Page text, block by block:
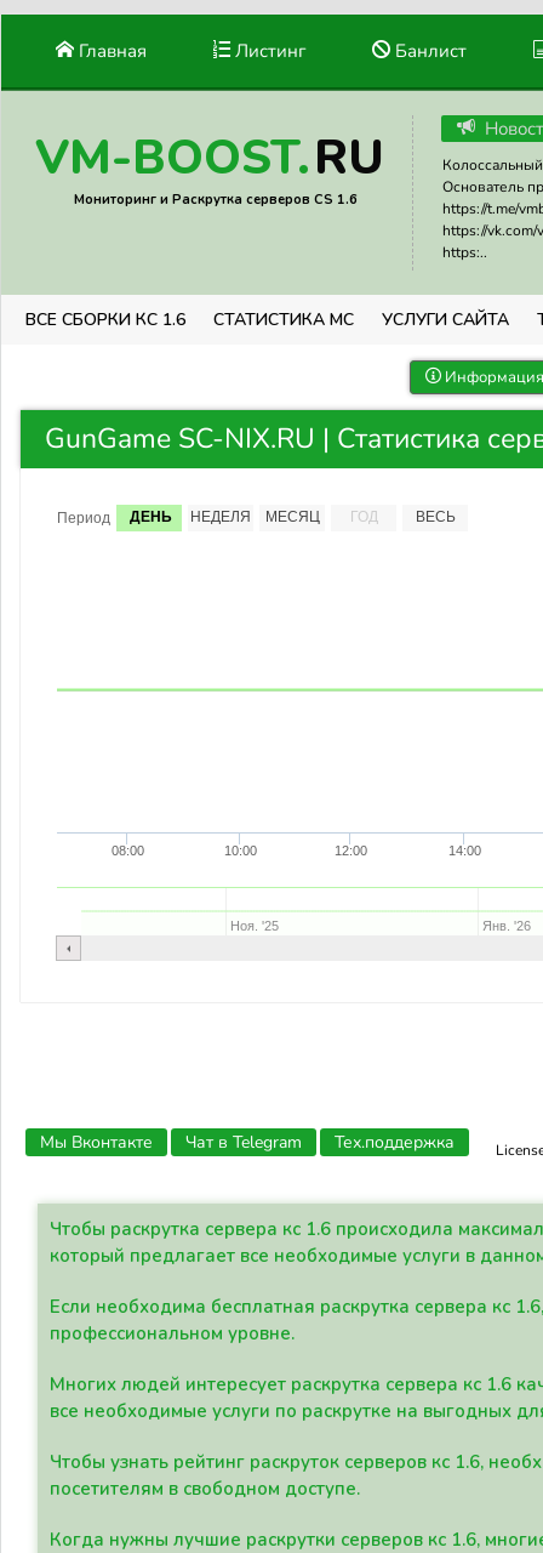
Главная Листинг Банлист
VM-BOOST.RU
Мониторинг и Раскрутка серверов CS 1.6
Основатель
https://t.me/
https://vk.com/
https:..
ВСЕ СБОРКИ КС 1.6 СТАТИСТИКА МС УСЛУГИ САЙТА
GunGame SC-NIX.RU | Статистика
Период ДЕНЬ НЕДЕЛЯ МЕСЯЦ ГОД ВЕСЬ
08:00 10:00 12:00 14:00
Ноя. '25 Янв. '26
Мы Вконтакте Чат в Telegram Тех.поддержка
Чтобы раскрутка сервера кс 1.6 происходила
который предлагает все необходимые услуги в
Если необходима бесплатная раскрутка сервера кс
профессиональном уровне.
Многих людей интересует раскрутка сервера кс 1.6
все необходимые услуги по раскрутке на выгодных
Чтобы узнать рейтинг раскруток серверов кс 1.6,
посетителям в свободном доступе.
Когда нужны лучшие раскрутки серверов кс 1.6,